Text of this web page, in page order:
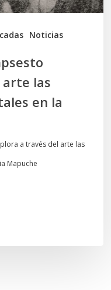
Noticias
las
en la
a través del arte las
Mapuche